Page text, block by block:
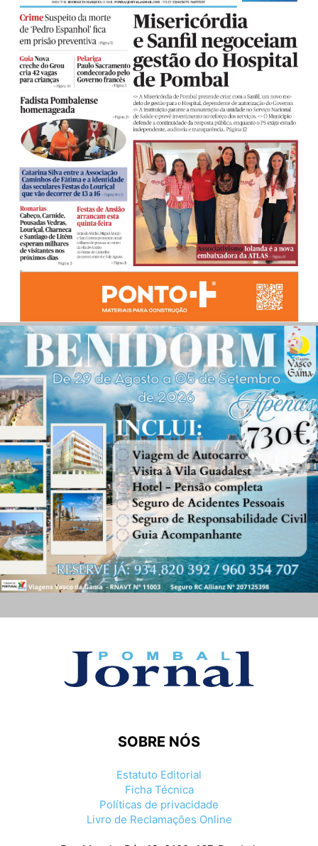
SOBRE NÓS
Estatuto Editorial
Ficha Técnica
Políticas de privacidade
Livro de Reclamações Online